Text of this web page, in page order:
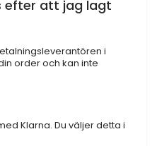
efter att jag lagt
i
order och kan inte
Klarna. Du väljer detta i